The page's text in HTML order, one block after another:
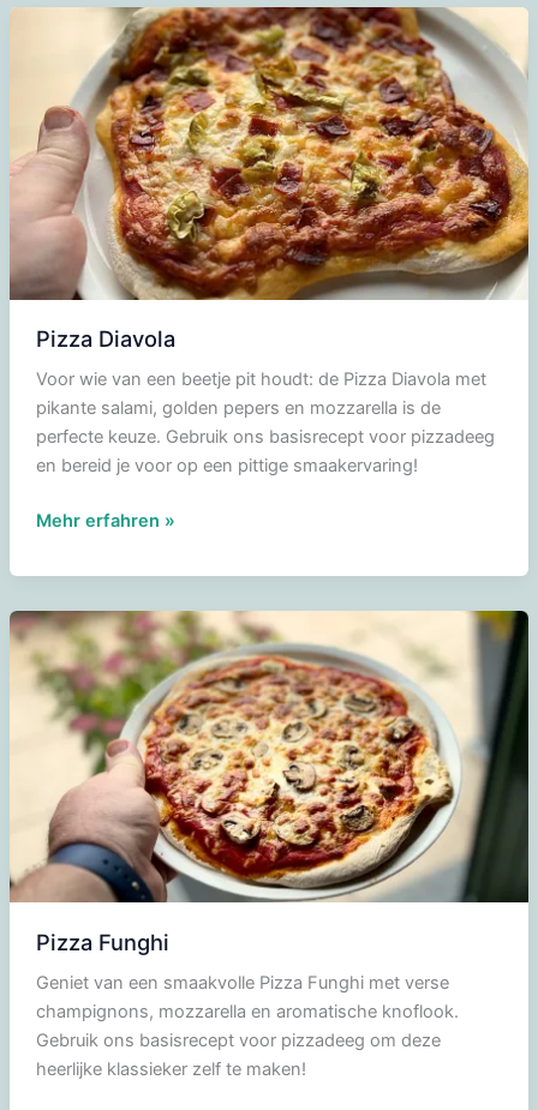
Pizza Diavola
Voor wie van een beetje pit houdt: de Pizza Diavola met
pikante salami, golden pepers en mozzarella is de
perfecte keuze. Gebruik ons basisrecept voor pizzadeeg
en bereid je voor op een pittige smaakervaring!
Pizza
Mehr erfahren »
Pizza Funghi
Geniet van een smaakvolle Pizza Funghi met verse
champignons, mozzarella en aromatische knoflook.
Gebruik ons basisrecept voor pizzadeeg om deze
heerlijke klassieker zelf te maken!